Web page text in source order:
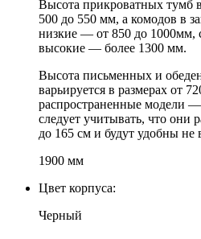
Высота прикроватных тумб
500 до 550 мм, а комодов в
низкие — от 850 до 1000мм,
высокие — более 1300 мм.
Высота письменных и
варьируется в размерах от
распространенные модели
следует учитывать, что они
до 165 см и будут удобны не
1900 мм
Цвет корпуса:
Черный